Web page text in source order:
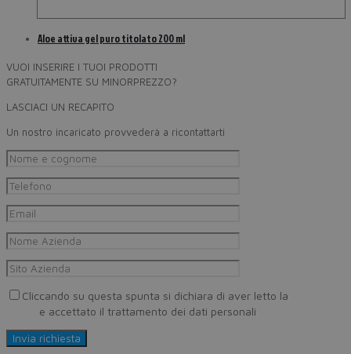
Aloe attiva gel puro titolato 200 ml
VUOI INSERIRE I TUOI PRODOTTI
GRATUITAMENTE SU MINORPREZZO?
LASCIACI UN RECAPITO
Un nostro incaricato provvederà a ricontattarti
Cliccando su questa spunta si dichiara di aver letto la
e accettato il trattamento dei dati personali